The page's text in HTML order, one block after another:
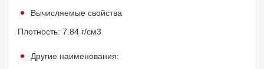
Вычисляемые свойства
Плотность: 7.84 г/см3
Другие наименования: